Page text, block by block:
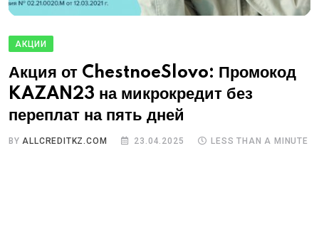
АКЦИИ
Акция от ChestnoeSlovo: Промокод
KAZAN23 на микрокредит без
переплат на пять дней
BYALLCREDITKZ.COM 23.04.2025 LESS THAN A MINUTE